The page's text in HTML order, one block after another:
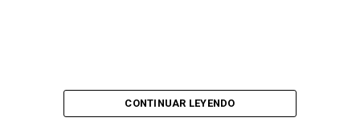
CONTINUAR LEYENDO